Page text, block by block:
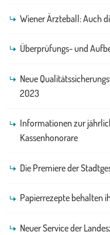
Wiener Ärzteball: Auch
Überprüfungs- und
Neue
2023
Informationen zur
Kassenhonorare
Die Premiere der
Papierrezepte behalten
Neuer Service der